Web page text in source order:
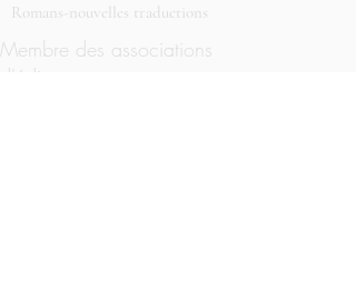
Romans-nouvelles traductions
Membre des associations
d'éditeurs